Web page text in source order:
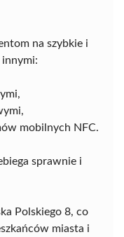
na szybkie i
mobilnych NFC.
sprawnie i
Polskiego 8, co
miasta i